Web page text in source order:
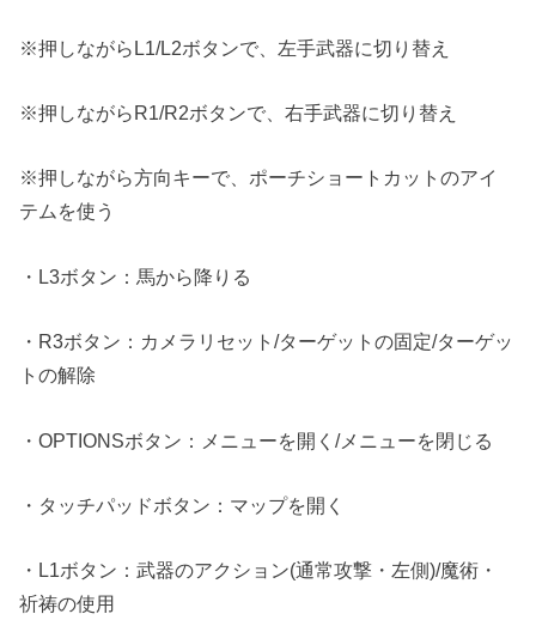
※押しながらL1/L2ボタンで、左手武器に切り替え
※押しながらR1/R2ボタンで、右手武器に切り替え
※押しながら方向キーで、ポーチショートカットのアイ
テムを使う
・L3ボタン：馬から降りる
・R3ボタン：カメラリセット/ターゲットの固定/ターゲッ
トの解除
・OPTIONSボタン：メニューを開く/メニューを閉じる
・タッチパッドボタン：マップを開く
・L1ボタン：武器のアクション(通常攻撃・左側)/魔術・
祈祷の使用